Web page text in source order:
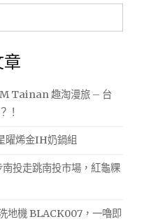
章
Tainan 趣淘漫旅 – 台
！
曜烯金IH奶鍋組
投走跳南投市場，紅龜粿
地機 BLACK007，一嚕即